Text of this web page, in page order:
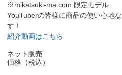
※mikatsuki-ma.com 限定モデル
YouTuberの皆様に商品の使い心地
す！
紹介動画はこちら
ネット販売
価格（税込）